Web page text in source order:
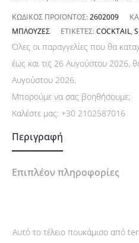
ΚΩΔΙΚΌΣ ΠΡΟΪΌΝΤΟΣ:2602009
ΜΠΛΟΎΖΕΣ
ΕΤΙΚΈΤΕΣ:COCKTAIL,
Όλες οι παραγγελίες που θα
έως και τις 26 Αυγούστου 2026,
Αυγούστου 2026.
Μπορούμε να σας βοηθήσουμε;
Καλέστε μας: +30 2102587016
Περιγραφή
Επιπλέον πληροφορίες
Αυτό το τέλειο πουκάμισο από